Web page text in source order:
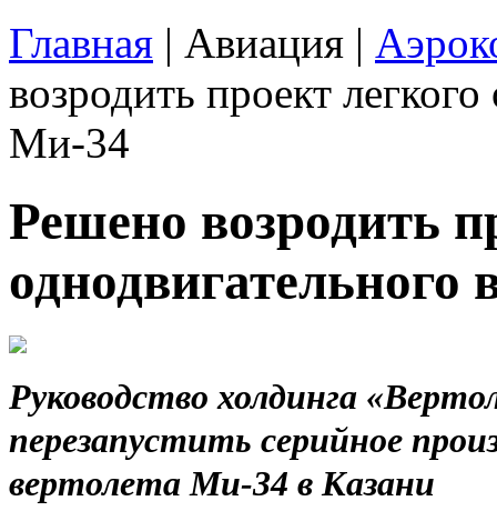
Главная | Авиация |
возродить проект
Ми-34
Решено возродить
однодвигательного
Руководство холдинга
перезапустить серийное
вертолета Ми-34 в Казани